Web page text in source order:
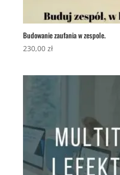
Budowanie zaufania w zespole.
230,00 zł